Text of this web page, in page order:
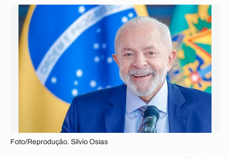
Foto/Reprodução. Silvio Osias